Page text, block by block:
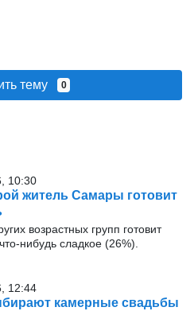
тему 0
10:30
житель Самары готовит
возрастных групп готовит
нибудь сладкое (26%).
12:44
камерные свадьбы